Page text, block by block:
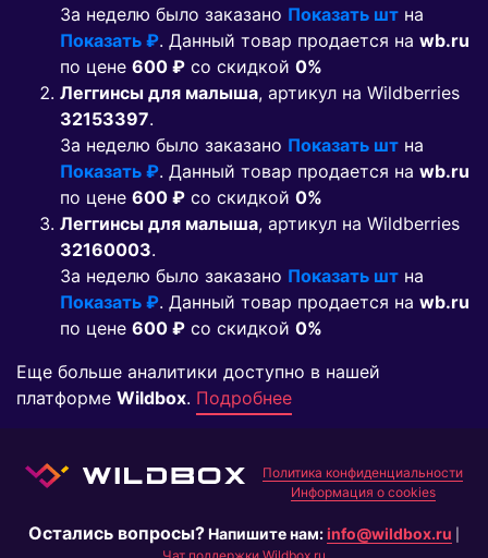
За неделю было заказано Показать шт на
Показать ₽. Данный товар продается на wb.ru
по цене 600 ₽ co скидкой 0%
Леггинсы для малыша, артикул на Wildberries
32153397.
За неделю было заказано Показать шт на
Показать ₽. Данный товар продается на wb.ru
по цене 600 ₽ co скидкой 0%
Леггинсы для малыша, артикул на Wildberries
32160003.
За неделю было заказано Показать шт на
Показать ₽. Данный товар продается на wb.ru
по цене 600 ₽ co скидкой 0%
Еще больше аналитики доступно в нашей
платформе Wildbox. Подробнее
Политика конфиденциальности
Информация о cookies
Остались вопросы?Напишите нам:info@wildbox.ru